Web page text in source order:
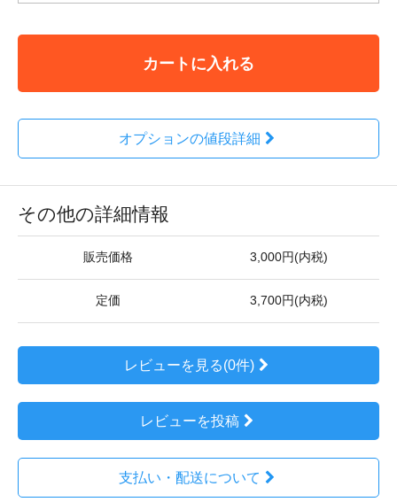
カートに入れる
オプションの値段詳細
その他の詳細情報
販売価格 3,000円(内税)
定価 3,700円(内税)
レビューを見る(0件)
レビューを投稿
支払い・配送について